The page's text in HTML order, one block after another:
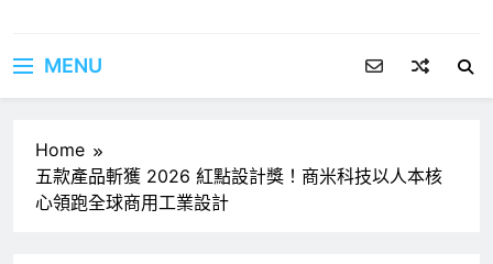
MENU
Home
五款產品斬獲 2026 紅點設計獎！商米科技以人本核
心領跑全球商用工業設計